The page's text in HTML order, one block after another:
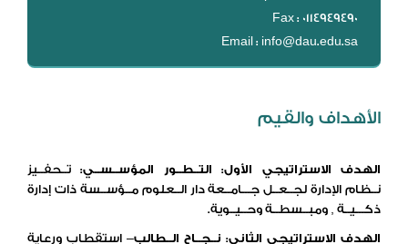
Fax : 0114949490
Email : info@dau.edu.sa
الأهداف والقيم
الهدف الاستراتيجي الأول: التــطــور المؤســســي: تــحفــيز
نــظام الإدارة لجــعــل جـــامــعة دار الــعلوم مــؤســسة ذات إدارة
ذكـــيــة , ومبــسطــة وحــيــوية.
الهدف الاستراتيجي الثاني: نــجــاح الــطالب– استقطاب ورعاية